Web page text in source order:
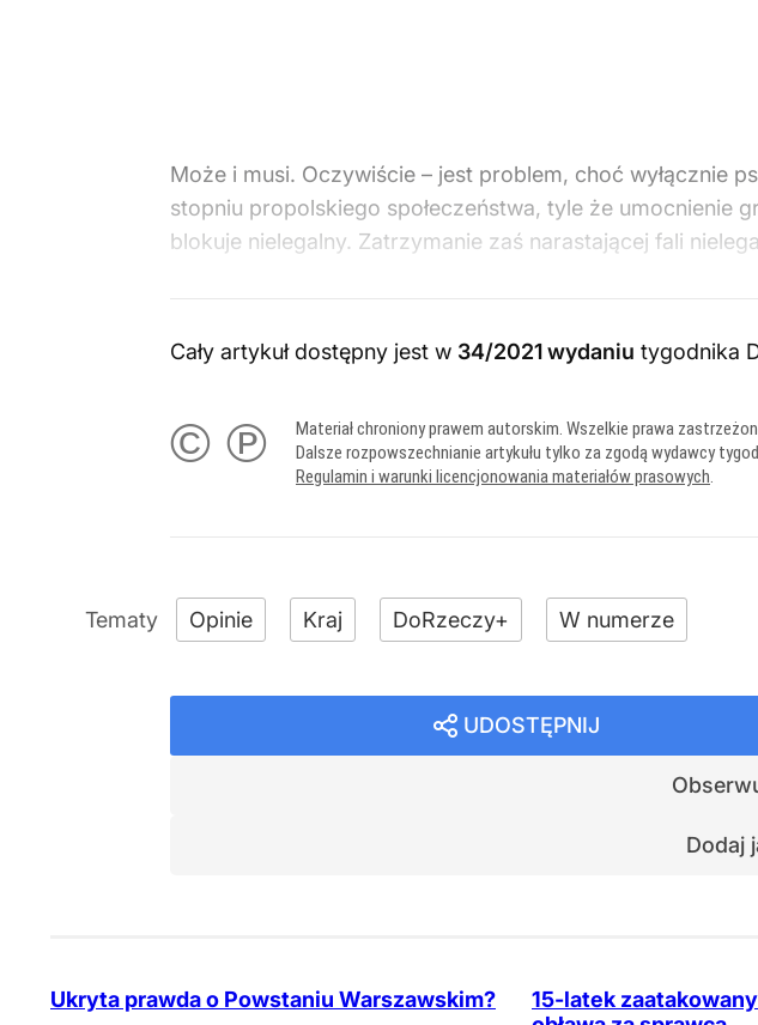
Może i musi. Oczywiście – jest problem, choć wyłącznie
stopniu propolskiego społeczeństwa, tyle że umocnienie
blokuje nielegalny. Zatrzymanie zaś narastającej fali
Cały artykuł dostępny jest w 34/2021 wydaniu tygodnika
© ℗
Materiał chroniony prawem autorskim. Wszelkie prawa
Dalsze rozpowszechnianie artykułu tylko za zgodą wydawcy
Regulamin i warunki licencjonowania materiałów prasowych.
Opinie Kraj DoRzeczy+ W numerze
UDOSTĘPNIJ
Dodaj
Ukryta prawda o Powstaniu Warszawskim?
15-latek